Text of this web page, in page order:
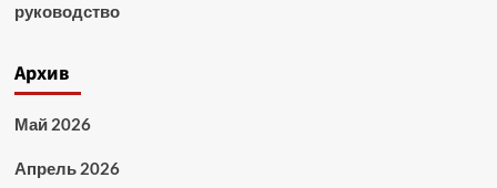
руководство
Архив
Май 2026
Апрель 2026